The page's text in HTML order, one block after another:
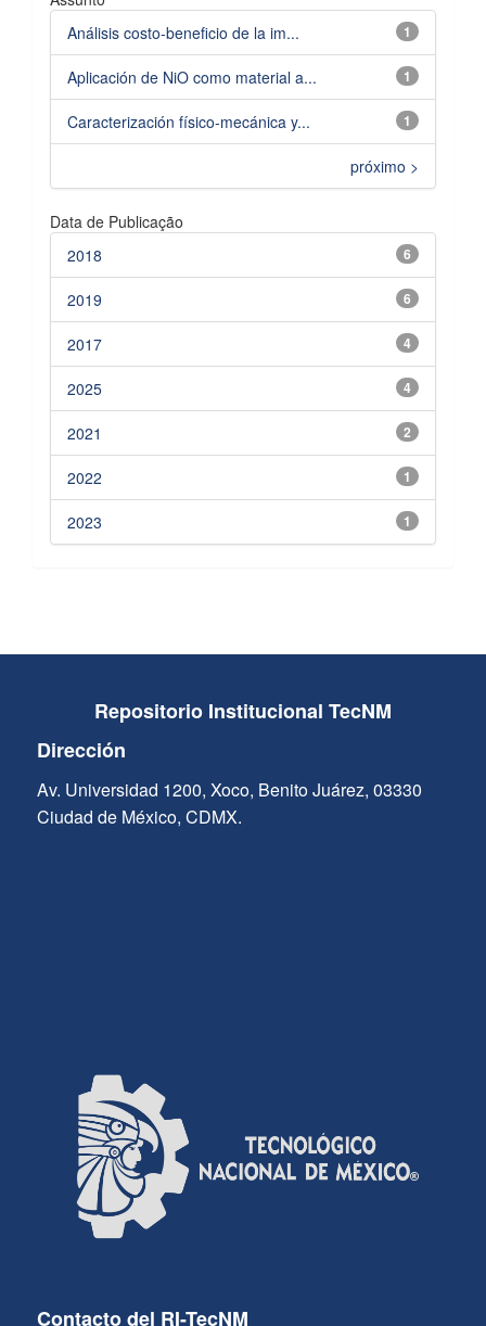
1
Análisis costo-beneficio de la im...
1
Aplicación de NiO como material a...
1
Caracterización físico-mecánica y...
próximo >
Data de Publicação
6
2018
6
2019
4
2017
4
2025
2
2021
1
2022
1
2023
Repositorio Institucional TecNM
Dirección
Av. Universidad 1200, Xoco, Benito Juárez, 03330
Ciudad de México, CDMX.
Contacto del RI-TecNM